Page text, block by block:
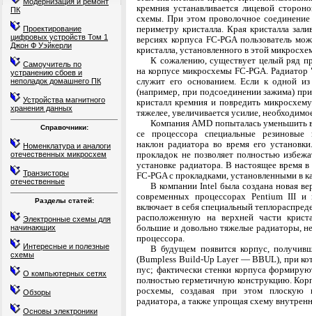
ПК
Проектирование
цифровых устройств Том 1
Джон Ф Уэйкерли
Самоучитель по
устранению сбоев и
неполадок домашнего ПК
Устройства магнитного
хранения данных
Справочники:
Номенклатура и аналоги
отечественных микросхем
Транзисторы
отечественные
Разделы статей:
Электронные схемы для
начинающих
Интересные и полезные
схемы
О компьютерных сетях
Обзоры
Основы электроники
кремния устанавливается лицевой
схемы. При этом проволочное соединение
периметру кристалла. Края кристалла
версиях корпуса FC-PGA пользователь
кристалла, установленного в этой
К сожалению, существует целый ряд
на корпусе микросхемы FC-PGA. Радиатор
служит его основанием. Если к одной
(например, при подсоединении зажима)
кристалл кремния и повредить
тяжелее, увеличивается усилие,
Компания AMD попыталась уменьшить
се процессора специальные
наклон радиатора во время его
прокладок не позволяет полностью
установке радиатора. В настоящее время
FC-PGA с прокладками, установленными в
В компании Intel была создана новая
современных процессорах Pentium III
включает в себя специальный
располо­женную на верхней части
большие и до­вольно тяжелые радиаторы,
процессора.
В будущем появится корпус,
(Bumpless Build-Up Layer — BBUL), при
пус; фактически стенки корпуса
полностью герметичную конструкцию.
росхемы, создавая при этом плоскую
радиатора, а также упрощая схему